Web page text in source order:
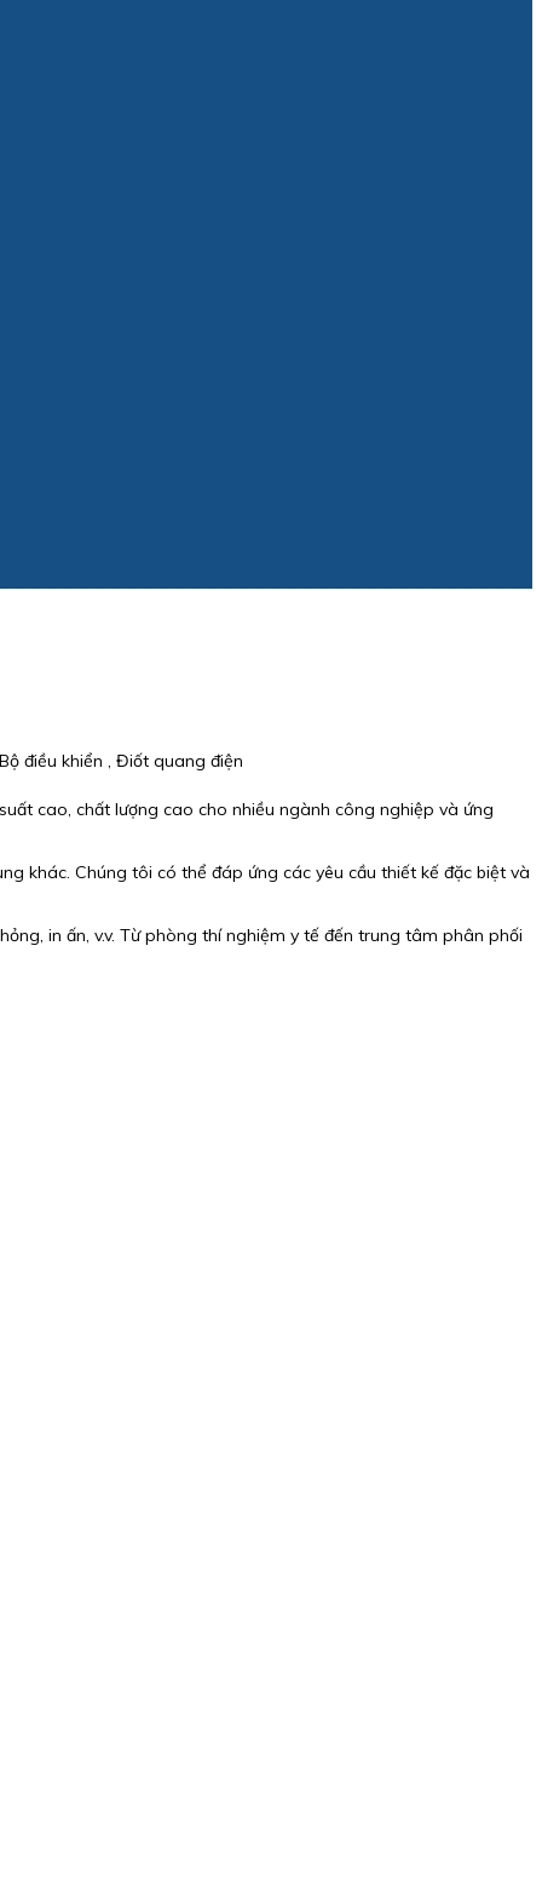
điều khiển , Điốt quang điện
cao, chất lượng cao cho nhiều ngành công nghiệp và ứng
khác. Chúng tôi có thể đáp ứng các yêu cầu thiết kế đặc biệt và
in ấn, v.v. Từ phòng thí nghiệm y tế đến trung tâm phân phối